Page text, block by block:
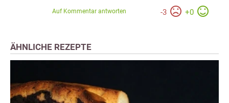
-3 +0
Auf Kommentar antworten
ÄHNLICHE REZEPTE